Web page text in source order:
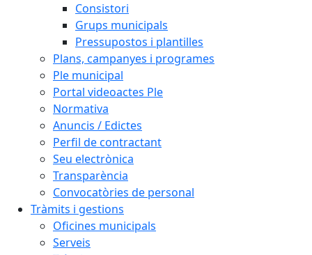
Consistori
Grups municipals
Pressupostos i plantilles
Plans, campanyes i programes
Ple municipal
Portal videoactes Ple
Normativa
Anuncis / Edictes
Perfil de contractant
Seu electrònica
Transparència
Convocatòries de personal
Tràmits i gestions
Oficines municipals
Serveis